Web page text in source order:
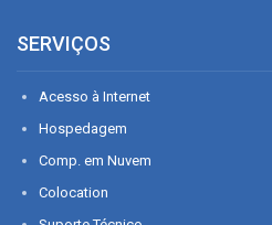
SERVIÇOS
Acesso à Internet
Hospedagem
Comp. em Nuvem
Colocation